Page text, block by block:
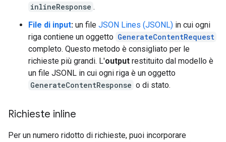
inlineResponse .
File di input: un file JSON Lines (JSONL) in cui ogni
riga contiene un oggetto GenerateContentRequest
completo. Questo metodo è consigliato per le
richieste più grandi. L'output restituito dal modello è
un file JSONL in cui ogni riga è un oggetto
GenerateContentResponse o di stato.
Richieste inline
Per un numero ridotto di richieste, puoi incorporare